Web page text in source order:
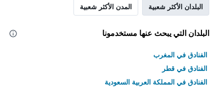
البلدان الأكثر شعبية المدن الأكثر شعبية
البلدان التي يبحث عنها مستخدمونا
الفنادق في المغرب
الفنادق في قطر
الفنادق في المملكة العربية السعودية